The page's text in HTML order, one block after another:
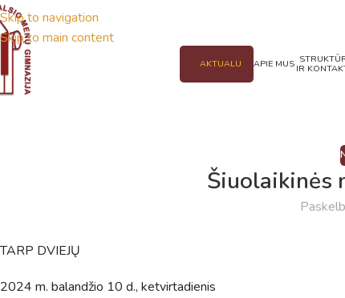
Skip to navigation
Skip to main content
AKTUALU APIE MUS IR
Šiuolaikinės
TARP DVIEJŲ
2024 m. balandžio 10 d., ketvirtadienis